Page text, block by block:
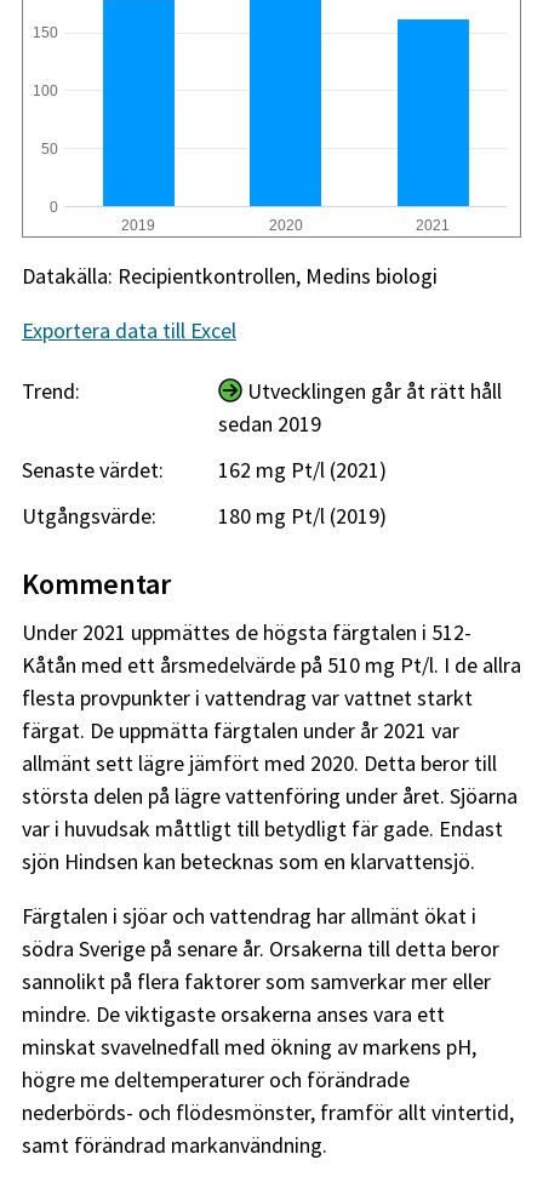
2019 2020 2021
0
50
100
150
Datakälla: Recipientkontrollen, Medins biologi
Exportera data till Excel
Trend:
Utvecklingen går åt rätt håll
sedan 2019
Senaste värdet:
162 mg Pt/l (2021)
Utgångsvärde:
180 mg Pt/l (2019)
Kommentar
Under 2021 uppmättes de högsta färgtalen i 512-
Kåtån med ett årsmedelvärde på 510 mg Pt/l. I de allra
flesta provpunkter i vattendrag var vattnet starkt
färgat. De uppmätta färgtalen under år 2021 var
allmänt sett lägre jämfört med 2020. Detta beror till
största delen på lägre vattenföring under året. Sjöarna
var i huvudsak måttligt till betydligt fär gade. Endast
sjön Hindsen kan betecknas som en klarvattensjö.
Färgtalen i sjöar och vattendrag har allmänt ökat i
södra Sverige på senare år. Orsakerna till detta beror
sannolikt på flera faktorer som samverkar mer eller
mindre. De viktigaste orsakerna anses vara ett
minskat svavelnedfall med ökning av markens pH,
högre me deltemperaturer och förändrade
nederbörds- och flödesmönster, framför allt vintertid,
samt förändrad markanvändning.